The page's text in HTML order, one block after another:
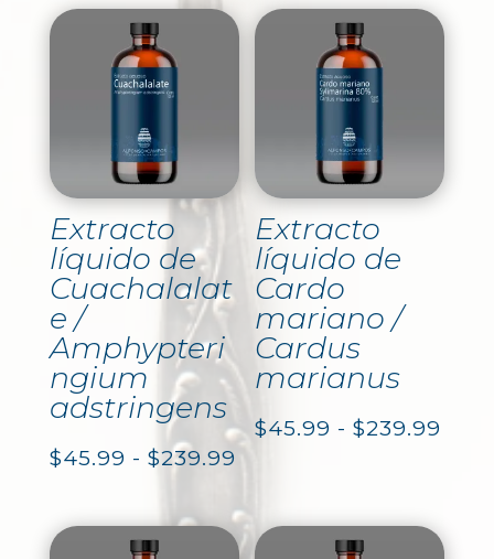
Extracto
líquido de
Cuachalalat
e /
Amphypteri
ngium
adstringens
$45.99 - $239.99
precios:
Extracto
líquido de
Cardo
mariano /
Cardus
marianus
$45.99 - $239.99